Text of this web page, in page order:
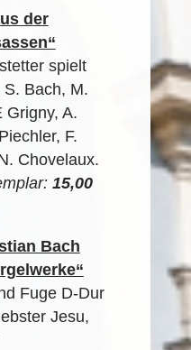
der
spielt
Bach, M.
Grigny, A.
F.
Chovelaux.
15,00
Bach
Fuge D-Dur
Jesu,